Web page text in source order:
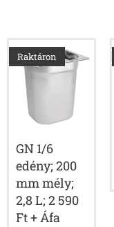
GN 1/6
edény; 200
mm mély;
2,8 L; 2 590
Ft + Áfa
Raktáron